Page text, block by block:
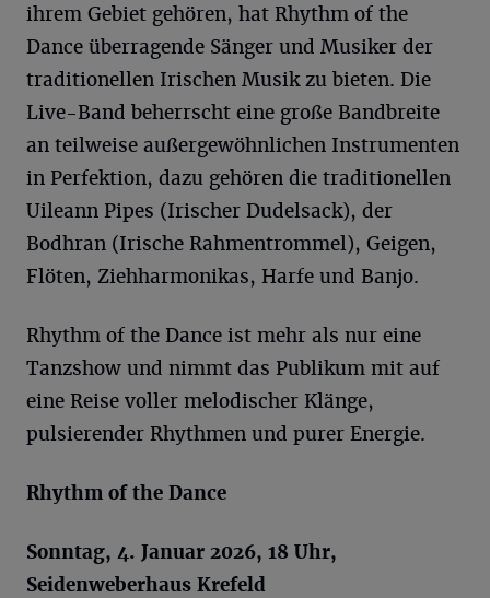
ihrem Gebiet gehören, hat Rhythm of the
Dance überragende Sänger und Musiker der
traditionellen Irischen Musik zu bieten. Die
Live-Band beherrscht eine große Bandbreite
an teilweise außergewöhnlichen Instrumenten
in Perfektion, dazu gehören die traditionellen
Uileann Pipes (Irischer Dudelsack), der
Bodhran (Irische Rahmentrommel), Geigen,
Flöten, Ziehharmonikas, Harfe und Banjo.
Rhythm of the Dance ist mehr als nur eine
Tanzshow und nimmt das Publikum mit auf
eine Reise voller melodischer Klänge,
pulsierender Rhythmen und purer Energie.
Rhythm of the Dance
Sonntag, 4. Januar 2026, 18 Uhr,
Seidenweberhaus Krefeld